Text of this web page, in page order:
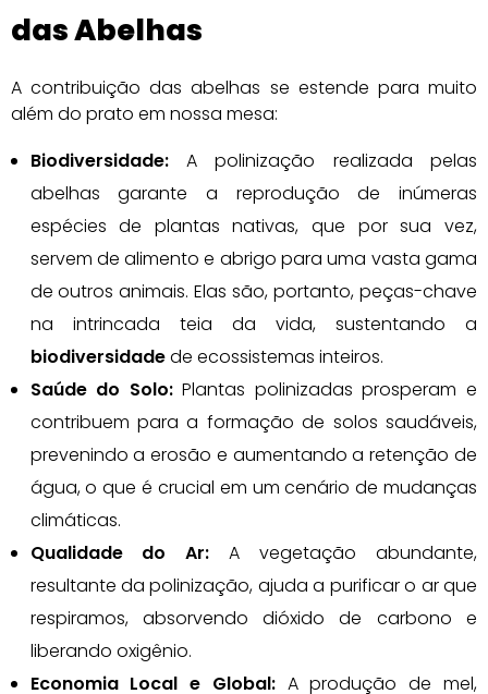
das Abelhas
A contribuição das abelhas se estende para muito
além do prato em nossa mesa:
Biodiversidade:A polinização realizada pelas
abelhas garante a reprodução de inúmeras
espécies de plantas nativas, que por sua vez,
servem de alimento e abrigo para uma vasta gama
de outros animais. Elas são, portanto, peças-chave
na intrincada teia da vida, sustentando a
biodiversidadede ecossistemas inteiros.
Saúde do Solo:Plantas polinizadas prosperam e
contribuem para a formação de solos saudáveis,
prevenindo a erosão e aumentando a retenção de
água, o que é crucial em um cenário de mudanças
climáticas.
Qualidade do Ar: A vegetação abundante,
resultante da polinização, ajuda a purificar o ar que
respiramos, absorvendo dióxido de carbono e
liberando oxigênio.
Economia Local e Global:A produção de mel,